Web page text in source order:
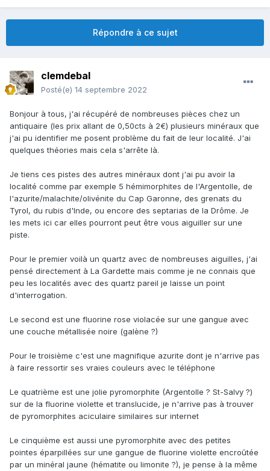
Répondre à ce sujet
clemdebal
Posté(e) 14 septembre 2022
Bonjour à tous, j'ai récupéré de nombreuses pièces chez un
antiquaire (les prix allant de 0,50cts à 2€) plusieurs minéraux que
j'ai pu identifier me posent problème du fait de leur localité. J'ai
quelques théories mais cela s'arrête là.
Je tiens ces pistes des autres minéraux dont j'ai pu avoir la
localité comme par exemple 5 hémimorphites de l'Argentolle, de
l'azurite/malachite/olivénite du Cap Garonne, des grenats du
Tyrol, du rubis d'Inde, ou encore des septarias de la Drôme. Je
les mets ici car elles pourront peut être vous aiguiller sur une
piste.
Pour le premier voilà un quartz avec de nombreuses aiguilles, j'ai
pensé directement à La Gardette mais comme je ne connais que
peu les localités avec des quartz pareil je laisse un point
d'interrogation.
Le second est une fluorine rose violacée sur une gangue avec
une couche métallisée noire (galène ?)
Pour le troisième c'est une magnifique azurite dont je n'arrive pas
à faire ressortir ses vraies couleurs avec le téléphone
Le quatrième est une jolie pyromorphite (Argentolle ? St-Salvy ?)
sur de la fluorine violette et translucide, je n'arrive pas à trouver
de pyromorphites aciculaire similaires sur internet
Le cinquième est aussi une pyromorphite avec des petites
pointes éparpillées sur une gangue de fluorine violette encroûtée
par un minéral jaune (hématite ou limonite ?), je pense à la même